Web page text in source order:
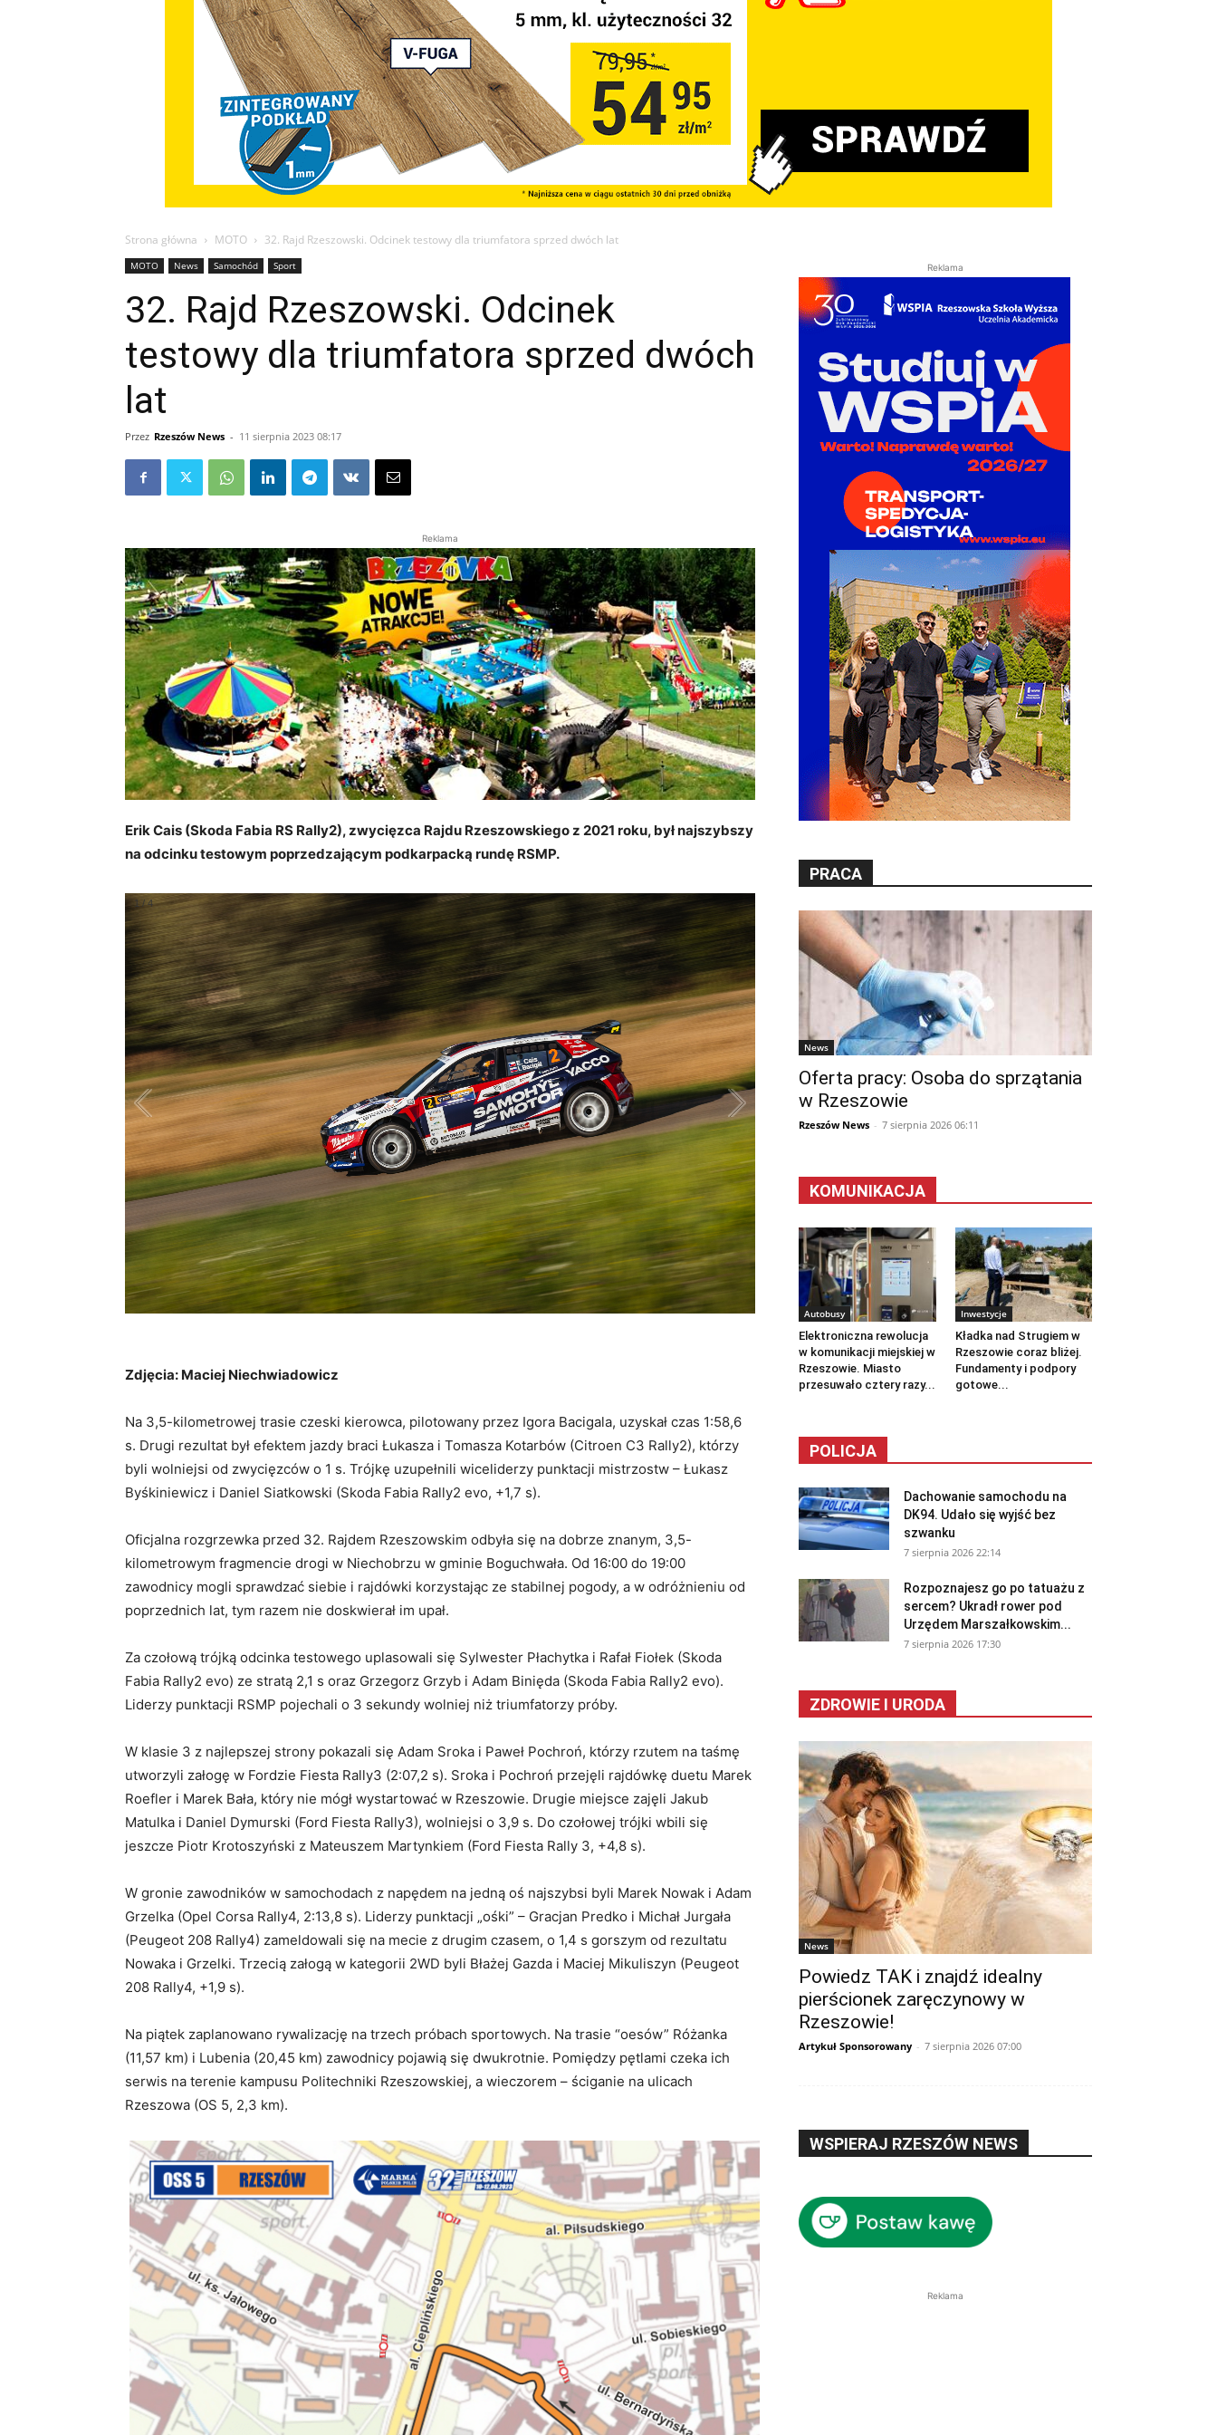
Strona główna MOTO 32. Rajd Rzeszowski. Odcinek testowy dla triumfatora sprzed dwóch lat
MOTO News Samochód Sport
32. Rajd Rzeszowski. Odcinek
testowy dla triumfatora sprzed dwóch
lat
Przez Rzeszów News - 11 sierpnia 2023 08:17
Reklama
Erik Cais (Skoda Fabia RS Rally2), zwycięzca Rajdu Rzeszowskiego z 2021 roku, był najszybszy
na odcinku testowym poprzedzającym podkarpacką rundę RSMP.
Zdjęcia: Maciej Niechwiadowicz
Na 3,5-kilometrowej trasie czeski kierowca, pilotowany przez Igora Bacigala, uzyskał czas 1:58,6
s. Drugi rezultat był efektem jazdy braci Łukasza i Tomasza Kotarbów (Citroen C3 Rally2), którzy
byli wolniejsi od zwycięzców o 1 s. Trójkę uzupełnili wiceliderzy punktacji mistrzostw – Łukasz
Byśkiniewicz i Daniel Siatkowski (Skoda Fabia Rally2 evo, +1,7 s).
Oficjalna rozgrzewka przed 32. Rajdem Rzeszowskim odbyła się na dobrze znanym, 3,5-
kilometrowym fragmencie drogi w Niechobrzu w gminie Boguchwała. Od 16:00 do 19:00
zawodnicy mogli sprawdzać siebie i rajdówki korzystając ze stabilnej pogody, a w odróżnieniu od
poprzednich lat, tym razem nie doskwierał im upał.
Za czołową trójką odcinka testowego uplasowali się Sylwester Płachytka i Rafał Fiołek (Skoda
Fabia Rally2 evo) ze stratą 2,1 s oraz Grzegorz Grzyb i Adam Binięda (Skoda Fabia Rally2 evo).
Liderzy punktacji RSMP pojechali o 3 sekundy wolniej niż triumfatorzy próby.
W klasie 3 z najlepszej strony pokazali się Adam Sroka i Paweł Pochroń, którzy rzutem na taśmę
utworzyli załogę w Fordzie Fiesta Rally3 (2:07,2 s). Sroka i Pochroń przejęli rajdówkę duetu Marek
Roefler i Marek Bała, który nie mógł wystartować w Rzeszowie. Drugie miejsce zajęli Jakub
Matulka i Daniel Dymurski (Ford Fiesta Rally3), wolniejsi o 3,9 s. Do czołowej trójki wbili się
jeszcze Piotr Krotoszyński z Mateuszem Martynkiem (Ford Fiesta Rally 3, +4,8 s).
W gronie zawodników w samochodach z napędem na jedną oś najszybsi byli Marek Nowak i Adam
Grzelka (Opel Corsa Rally4, 2:13,8 s). Liderzy punktacji „ośki” – Gracjan Predko i Michał Jurgała
(Peugeot 208 Rally4) zameldowali się na mecie z drugim czasem, o 1,4 s gorszym od rezultatu
Nowaka i Grzelki. Trzecią załogą w kategorii 2WD byli Błażej Gazda i Maciej Mikuliszyn (Peugeot
208 Rally4, +1,9 s).
Na piątek zaplanowano rywalizację na trzech próbach sportowych. Na trasie “oesów” Różanka
(11,57 km) i Lubenia (20,45 km) zawodnicy pojawią się dwukrotnie. Pomiędzy pętlami czeka ich
serwis na terenie kampusu Politechniki Rzeszowskiej, a wieczorem – ściganie na ulicach
Rzeszowa (OS 5, 2,3 km).
Reklama
PRACA
News
Oferta pracy: Osoba do sprzątania
w Rzeszowie
Rzeszów News - 7 sierpnia 2026 06:11
KOMUNIKACJA
Autobusy
Elektroniczna rewolucja
w komunikacji miejskiej w
Rzeszowie. Miasto
przesuwało cztery razy...
Inwestycje
Kładka nad Strugiem w
Rzeszowie coraz bliżej.
Fundamenty i podpory
gotowe...
POLICJA
Dachowanie samochodu na
DK94. Udało się wyjść bez
szwanku
7 sierpnia 2026 22:14
Rozpoznajesz go po tatuażu z
sercem? Ukradł rower pod
Urzędem Marszałkowskim...
7 sierpnia 2026 17:30
ZDROWIE I URODA
News
Powiedz TAK i znajdź idealny
pierścionek zaręczynowy w
Rzeszowie!
Artykuł Sponsorowany - 7 sierpnia 2026 07:00
WSPIERAJ RZESZÓW NEWS
Reklama